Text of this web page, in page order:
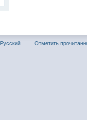
Русский Отметить